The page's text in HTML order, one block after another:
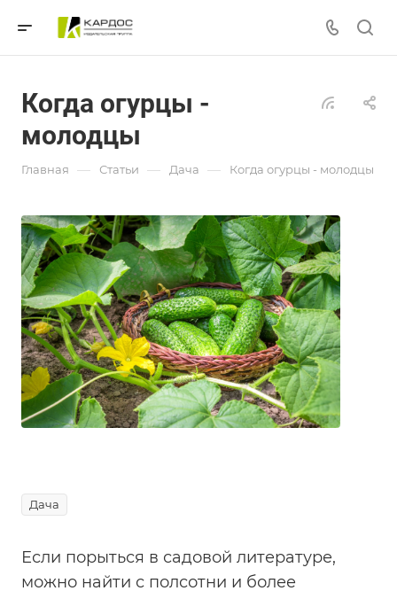
Когда огурцы -
молодцы
Главная — Статьи — Дача — Когда огурцы - молодцы
Дача
Если порыться в садовой литературе,
можно найти с полсотни и более